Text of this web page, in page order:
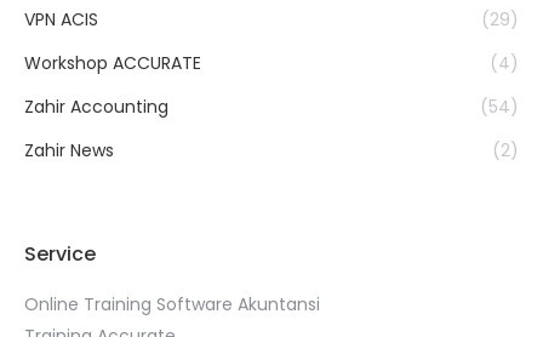
VPN ACIS
(29)
Workshop ACCURATE
(4)
Zahir Accounting
(54)
Zahir News
(2)
Service
Online Training Software Akuntansi